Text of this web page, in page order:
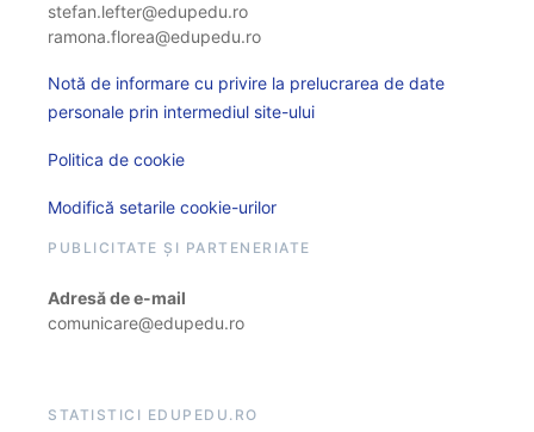
stefan.lefter@edupedu.ro
ramona.florea@edupedu.ro
Notă de informare cu privire la prelucrarea de date
personale prin intermediul site-ului
Politica de cookie
Modifică setarile cookie-urilor
PUBLICITATE ȘI PARTENERIATE
Adresă de e-mail
comunicare@edupedu.ro
STATISTICI EDUPEDU.RO